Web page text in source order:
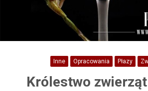
Inne Opracowania Płazy
Królestwo zwierząt